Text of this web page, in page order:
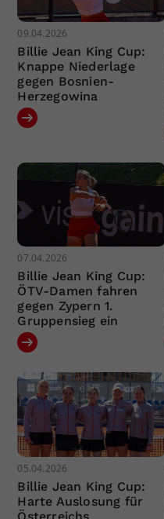
09.04.2026
Billie Jean King Cup:
Knappe Niederlage
gegen Bosnien-
Herzegowina
07.04.2026
Billie Jean King Cup:
ÖTV-Damen fahren
gegen Zypern 1.
Gruppensieg ein
05.04.2026
Billie Jean King Cup:
Harte Auslosung für